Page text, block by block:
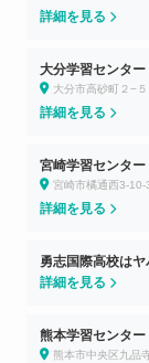
詳細を見る
大分学習センター
大分市高砂町２−５
詳細を見る
宮崎学習センター
宮崎市橘通西3-10-
詳細を見る
勇志国際高校は
詳細を見る
熊本学習センター
熊本市中央区九品